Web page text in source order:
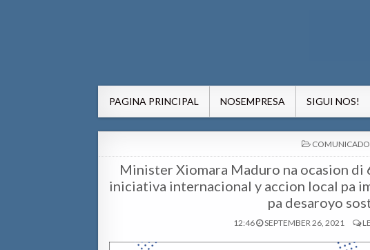
PAGINA PRINCIPAL NOSEMPRESA SIGUI NOS!
POSTED
IN
COMUNICADO
Minister Xiomara Maduro na ocasion di
iniciativa internacional y accion local pa
pa desaroyo
12:46 SEPTEMBER 26, 2021